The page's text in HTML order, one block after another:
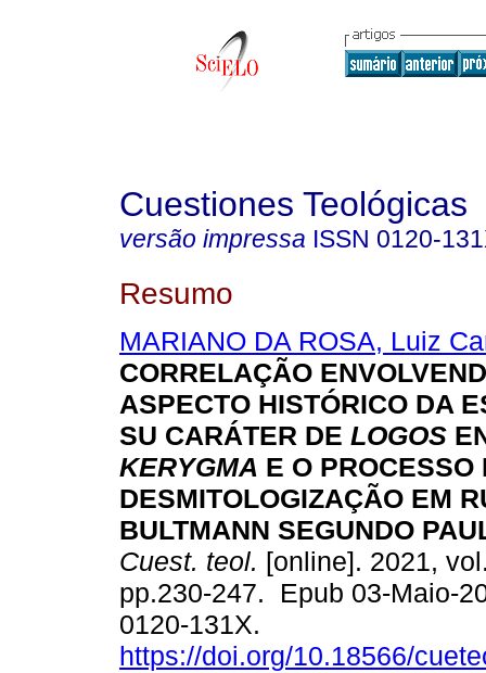
Cuestiones Teológicas
versão impressa ISSN 0120-
Resumo
MARIANO DA ROSA, Luiz
CORRELAÇÃO
ASPECTO HISTÓRICO DA
SU CARÁTER DE LOGOS
KERYGMA E O PROCESSO
DESMITOLOGIZAÇÃO EM
BULTMANN SEGUNDO
Cuest. teol. [online]. 2021,
pp.230-247. Epub 03-Maio-
0120-131X.
https://doi.org/10.18566/